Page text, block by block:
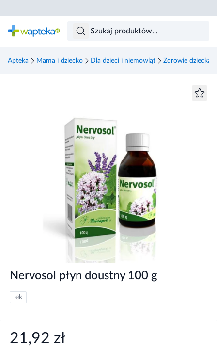
Apteka Mama i dziecko Dla dzieci i niemowląt Zdrowie dziecka
Nervosol płyn doustny 100 g
lek
21,92 zł